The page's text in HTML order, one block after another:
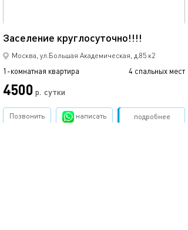
Заселение круглосуточно!!!!
Москва, ул.Большая Академическая, д.85 к2
1-комнатная квартира 4 спальных мест
4500 р. сутки
подробнее
Позвонить написать Забронировать